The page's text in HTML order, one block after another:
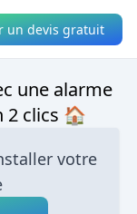
un devis gratuit
une alarme
2 clics 🏠
votre